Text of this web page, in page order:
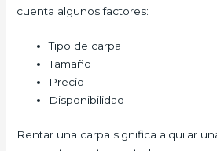
cuenta algunos factores:
Tipo de carpa
Tamaño
Precio
Disponibilidad
Rentar una carpa significa alquilar